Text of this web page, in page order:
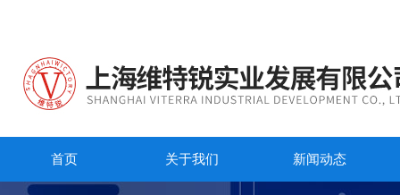
首页 关于我们 新闻动态